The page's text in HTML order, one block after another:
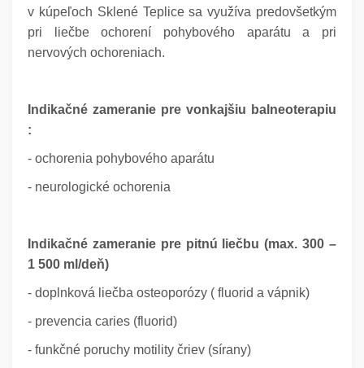
v kúpeľoch Sklené Teplice sa využíva predovšetkým
pri liečbe ochorení pohybového aparátu a pri
nervových ochoreniach.
Indikačné zameranie pre vonkajšiu balneoterapiu
:
- ochorenia pohybového aparátu
- neurologické ochorenia
Indikačné zameranie pre pitnú liečbu (max. 300 –
1 500 ml/deň)
- doplnková liečba osteoporózy ( fluorid a vápnik)
- prevencia caries (fluorid)
- funkčné poruchy motility čriev (sírany)